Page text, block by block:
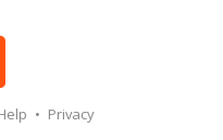
• Privacy